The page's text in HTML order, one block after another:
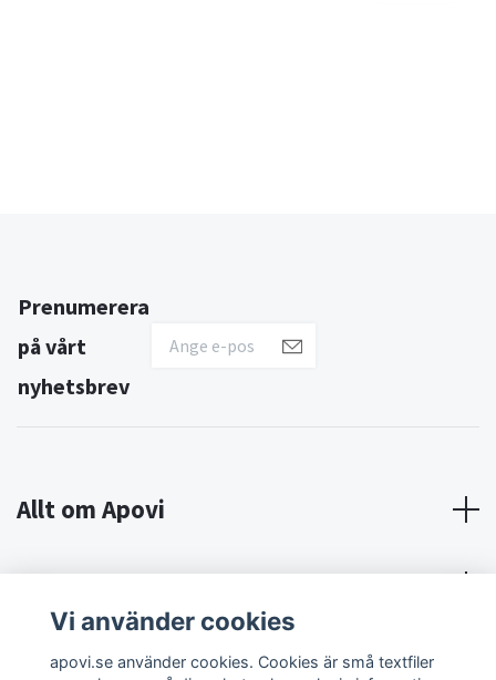
Prenumerera
på vårt
nyhetsbrev
Allt om Apovi
Om Apovi
Sociala medier
Vi använder cookies
apovi.se använder cookies. Cookies är små textfiler